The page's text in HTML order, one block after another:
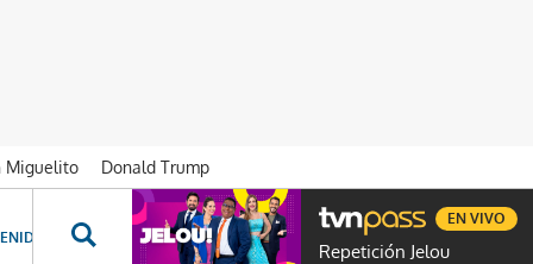
Miguelito Donald Trump
ESPECIALES NOVELAS PROGRAMAS GENTE TVN
Repetición Jelou
EN VIVO